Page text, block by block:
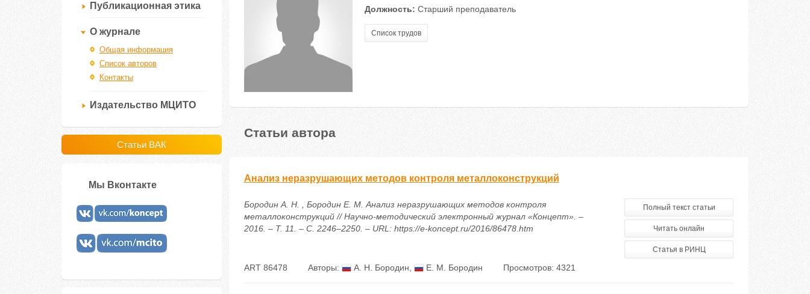
Публикационная этика
О журнале
Общая информация
Список авторов
Контакты
Издательство МЦИТО
Статьи ВАК
Мы Вконтакте
Должность: Старший преподаватель
Список трудов
Статьи автора
Анализ неразрушающих методов контроля металлоконструкций
Бородин А. Н. , Бородин Е. М. Анализ неразрушающих методов контроля
металлоконструкций // Научно-методический электронный журнал «Концепт». –
2016. – Т. 11. – С. 2246–2250. – URL: https://e-koncept.ru/2016/86478.htm
Полный текст статьи
Читать онлайн
Статья в РИНЦ
ART 86478 Авторы: А. Н. Бородин Е. М. Бородин Просмотров: 4321